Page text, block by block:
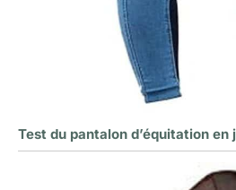
Test du pantalon d’équitation en